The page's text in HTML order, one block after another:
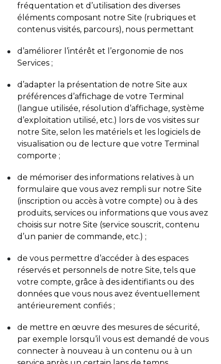
fréquentation et d’utilisation des diverses
éléments composant notre Site (rubriques et
contenus visités, parcours), nous permettant
d’améliorer l’intérêt et l’ergonomie de nos
Services ;
d’adapter la présentation de notre Site aux
préférences d’affichage de votre Terminal
(langue utilisée, résolution d’affichage, système
d’exploitation utilisé, etc.) lors de vos visites sur
notre Site, selon les matériels et les logiciels de
visualisation ou de lecture que votre Terminal
comporte ;
de mémoriser des informations relatives à un
formulaire que vous avez rempli sur notre Site
(inscription ou accès à votre compte) ou à des
produits, services ou informations que vous avez
choisis sur notre Site (service souscrit, contenu
d’un panier de commande, etc.) ;
de vous permettre d’accéder à des espaces
réservés et personnels de notre Site, tels que
votre compte, grâce à des identifiants ou des
données que vous nous avez éventuellement
antérieurement confiés ;
de mettre en œuvre des mesures de sécurité,
par exemple lorsqu’il vous est demandé de vous
connecter à nouveau à un contenu ou à un